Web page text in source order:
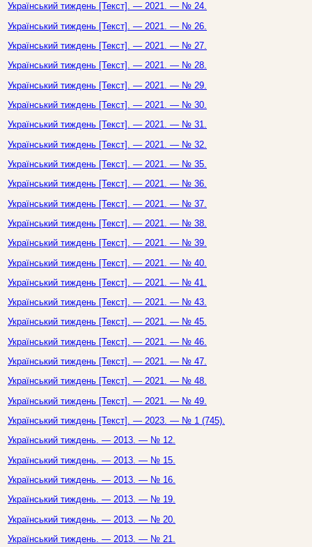
Український тиждень [Текст]. — 2021. — № 24.
Український тиждень [Текст]. — 2021. — № 26.
Український тиждень [Текст]. — 2021. — № 27.
Український тиждень [Текст]. — 2021. — № 28.
Український тиждень [Текст]. — 2021. — № 29.
Український тиждень [Текст]. — 2021. — № 30.
Український тиждень [Текст]. — 2021. — № 31.
Український тиждень [Текст]. — 2021. — № 32.
Український тиждень [Текст]. — 2021. — № 35.
Український тиждень [Текст]. — 2021. — № 36.
Український тиждень [Текст]. — 2021. — № 37.
Український тиждень [Текст]. — 2021. — № 38.
Український тиждень [Текст]. — 2021. — № 39.
Український тиждень [Текст]. — 2021. — № 40.
Український тиждень [Текст]. — 2021. — № 41.
Український тиждень [Текст]. — 2021. — № 43.
Український тиждень [Текст]. — 2021. — № 45.
Український тиждень [Текст]. — 2021. — № 46.
Український тиждень [Текст]. — 2021. — № 47.
Український тиждень [Текст]. — 2021. — № 48.
Український тиждень [Текст]. — 2021. — № 49.
Український тиждень [Текст]. — 2023. — № 1 (745).
Український тиждень. — 2013. — № 12.
Український тиждень. — 2013. — № 15.
Український тиждень. — 2013. — № 16.
Український тиждень. — 2013. — № 19.
Український тиждень. — 2013. — № 20.
Український тиждень. — 2013. — № 21.